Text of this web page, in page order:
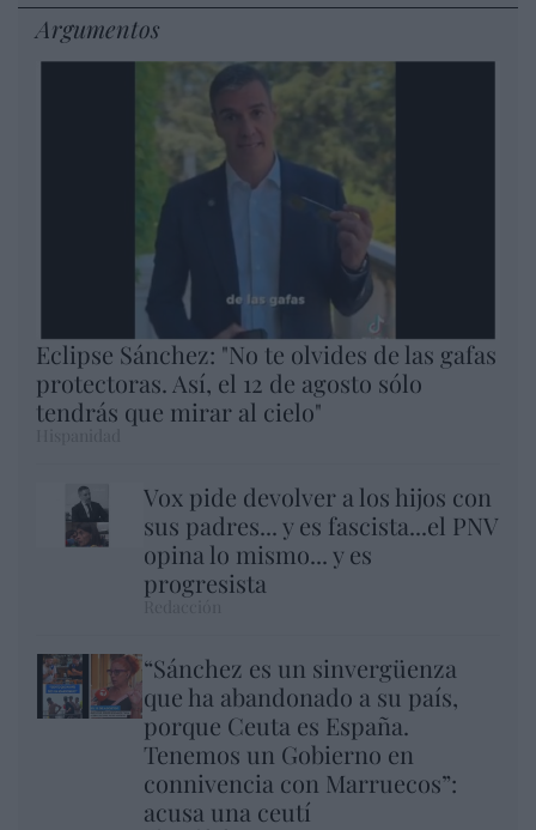
Argumentos
Eclipse Sánchez: "No te olvides de las gafas
protectoras. Así, el 12 de agosto sólo
tendrás que mirar al cielo"
Vox pide devolver a los hijos con
sus padres... y es fascista...el PNV
opina lo mismo... y es
progresista
“Sánchez es un sinvergüenza
que ha abandonado a su país,
porque Ceuta es España.
Tenemos un Gobierno en
connivencia con Marruecos”:
acusa una ceutí